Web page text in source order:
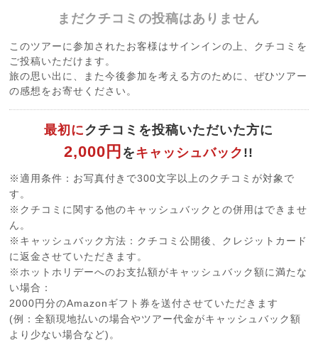
まだクチコミの投稿はありません
このツアーに参加されたお客様はサインインの上、クチコミを
ご投稿いただけます。
旅の思い出に、また今後参加を考える方のために、ぜひツアー
の感想をお寄せください。
最初にクチコミを投稿いただいた方に
2,000円 をキャッシュバック !!
※適用条件：お写真付きで300文字以上のクチコミが対象で
す。
※クチコミに関する他のキャッシュバックとの併用はできませ
ん。
※キャッシュバック方法：クチコミ公開後、クレジットカード
に返金させていただきます。
※ホットホリデーへのお支払額がキャッシュバック額に満たな
い場合：
2000円分のAmazonギフト券を送付させていただきます
(例：全額現地払いの場合やツアー代金がキャッシュバック額
より少ない場合など)。